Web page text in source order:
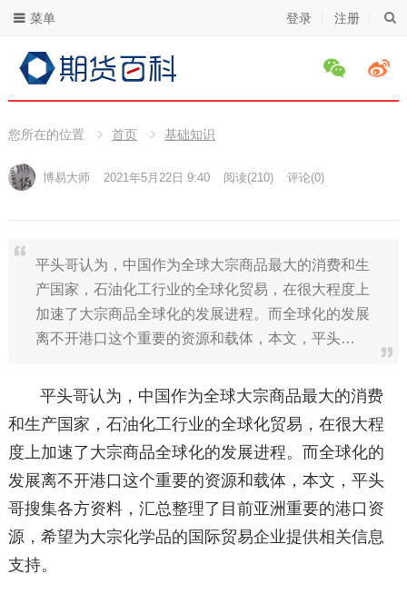
登录 注册
菜单
您所在的位置 首页 基础知识
博易大师 2021年5月22日 9:40 阅读(210) 评论(0)
平头哥认为，中国作为全球大宗商品最大的消费和生
产国家，石油化工行业的全球化贸易，在很大程度上
加速了大宗商品全球化的发展进程。而全球化的发展
离不开港口这个重要的资源和载体，本文，平头…
平头哥认为，中国作为全球大宗商品最大的消费
和生产国家，石油化工行业的全球化贸易，在很大程
度上加速了大宗商品全球化的发展进程。而全球化的
发展离不开港口这个重要的资源和载体，本文，平头
哥搜集各方资料，汇总整理了目前亚洲重要的港口资
源，希望为大宗化学品的国际贸易企业提供相关信息
支持。